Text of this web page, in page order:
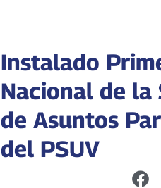
Instalado
Nacional de la
de Asuntos
del PSUV